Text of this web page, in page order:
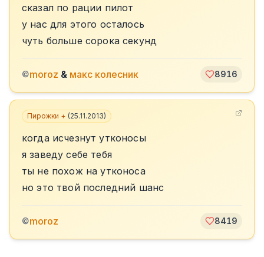
сказал по рации пилот
у нас для этого осталось
чуть больше сорока секунд
©moroz & макс колесник 8916
Пирожки + (25.11.2013)
когда исчезнут утконосы
я заведу себе тебя
ты не похож на утконоса
но это твой последний шанс
©moroz 8419